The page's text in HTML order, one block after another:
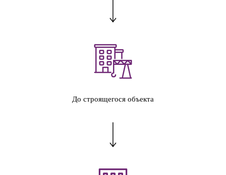
До строящегося объекта